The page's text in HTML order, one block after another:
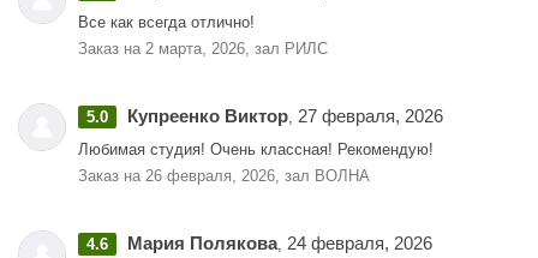
Все как всегда отлично!
Заказ на 2 марта, 2026, зал РИЛС
5.0 Купреенко Виктор 27 февраля, 2026
Любимая студия! Очень классная! Рекомендую!
Заказ на 26 февраля, 2026, зал ВОЛНА
4.6 Мария Полякова, 24 февраля, 2026